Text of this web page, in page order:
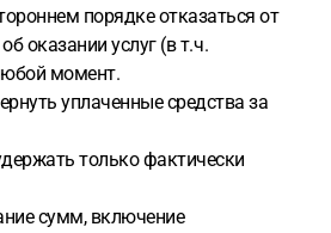
порядке отказаться от
оказании услуг (в т. ч.
момент.
уплаченные средства за
только фактически
сумм, включение